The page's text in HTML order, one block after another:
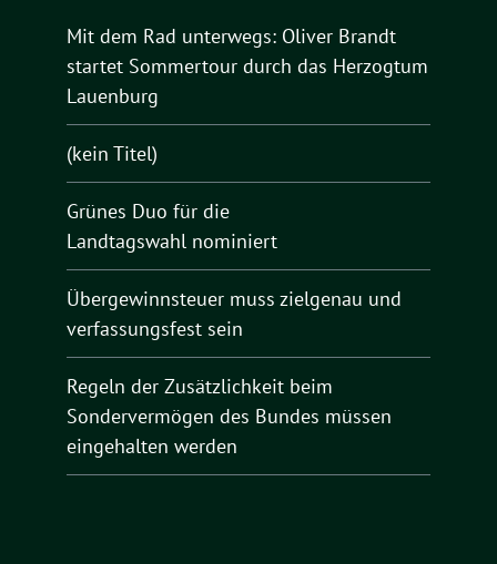
Mit dem Rad unterwegs: Oliver Brandt
startet Sommertour durch das Herzogtum
Lauenburg
(kein Titel)
Grünes Duo für die
Landtagswahl nominiert
Übergewinnsteuer muss zielgenau und
verfassungsfest sein
Regeln der Zusätzlichkeit beim
Sondervermögen des Bundes müssen
eingehalten werden